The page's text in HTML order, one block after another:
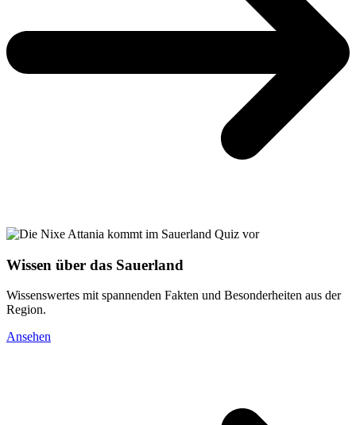
Wissen über das Sauerland
Wissenswertes mit spannenden Fakten und Besonderheiten aus der
Region.
Ansehen